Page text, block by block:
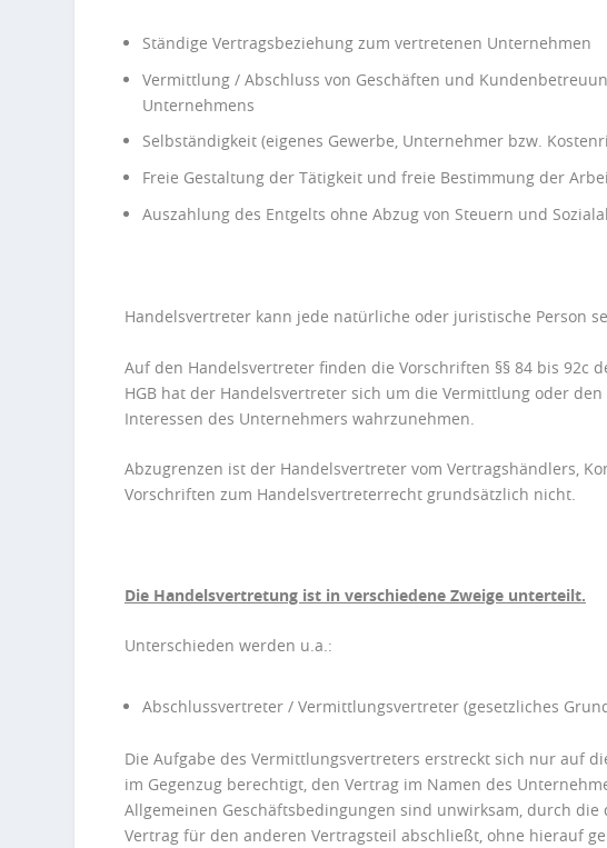
Ständige Vertragsbeziehung zum vertretenen Unternehmen
Vermittlung / Abschluss von Geschäften und
Unternehmens
Selbständigkeit (eigenes Gewerbe, Unternehmer bzw.
Freie Gestaltung der Tätigkeit und freie Bestimmung der
Auszahlung des Entgelts ohne Abzug von Steuern und
Handelsvertreter kann jede natürliche oder juristische Person
Auf den Handelsvertreter finden die Vorschriften §§ 84 bis 92c
HGB hat der Handelsvertreter sich um die Vermittlung oder
Interessen des Unternehmers wahrzunehmen.
Abzugrenzen ist der Handelsvertreter vom Vertragshändlers,
Vorschriften zum Handelsvertreterrecht grundsätzlich nicht.
Die Handelsvertretung ist in verschiedene Zweige unterteilt.
Unterschieden werden u.a.:
Abschlussvertreter / Vermittlungsvertreter (gesetzliches
Die Aufgabe des Vermittlungsvertreters erstreckt sich nur auf
im Gegenzug berechtigt, den Vertrag im Namen des
Allgemeinen Geschäftsbedingungen sind unwirksam, durch
Vertrag für den anderen Vertragsteil abschließt, ohne hierauf